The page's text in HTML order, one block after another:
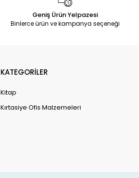
Geniş Ürün Yelpazesi
Binlerce ürün ve kampanya seçeneği
KATEGORİLER
Kitap
Kırtasiye Ofis Malzemeleri